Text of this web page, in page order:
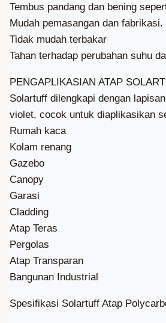
Tembus pandang dan bening
Mudah pemasangan dan fabrikasi.
Tidak mudah terbakar
Tahan terhadap perubahan suhu
PENGAPLIKASIAN ATAP
Solartuff dilengkapi dengan
violet, cocok untuk diaplikasikan
Rumah kaca
Kolam renang
Gazebo
Canopy
Garasi
Cladding
Atap Teras
Pergolas
Atap Transparan
Bangunan Industrial
Spesifikasi Solartuff Atap